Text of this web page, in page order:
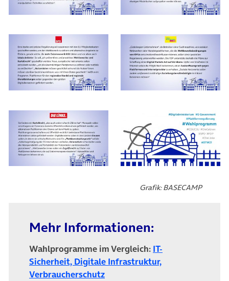
Grafik: BASECAMP
Mehr Informationen:
Wahlprogramme im Vergleich: IT-
Sicherheit, Digitale Infrastruktur,
Verbraucherschutz